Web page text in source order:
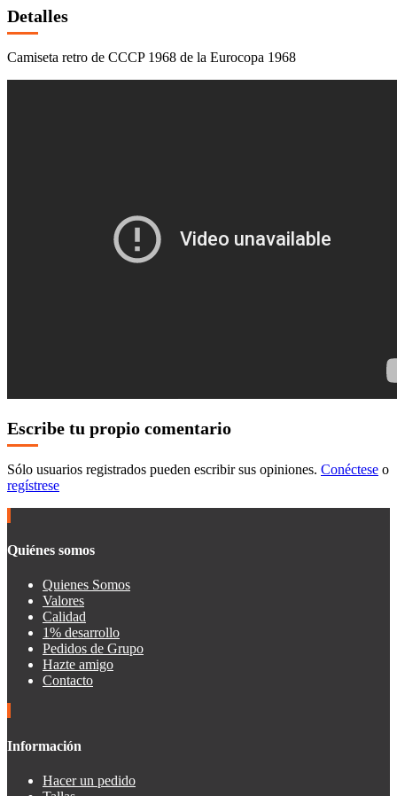
Detalles
Camiseta retro de CCCP 1968 de la Eurocopa 1968
Escribe tu propio comentario
Sólo usuarios registrados pueden escribir sus opiniones. Conéctese o
regístrese
Quiénes somos
Quienes Somos
Valores
Calidad
1% desarrollo
Pedidos de Grupo
Hazte amigo
Contacto
Información
Hacer un pedido